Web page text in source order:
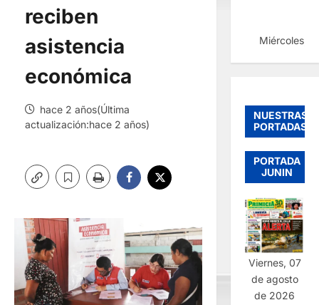
reciben
asistencia
económica
hace 2 años(Última
actualización:hace 2 años)
Miércoles,
NUESTRAS
PORTADAS
PORTADA
JUNIN
Viernes, 07
de agosto
de 2026